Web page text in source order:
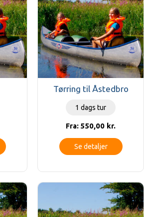
Tørring til Åstedbro
1 dags tur
Fra: 550,00 kr.
Se detaljer